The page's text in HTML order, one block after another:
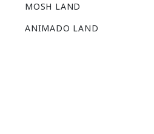
MOSH LAND
ANIMADO LAND